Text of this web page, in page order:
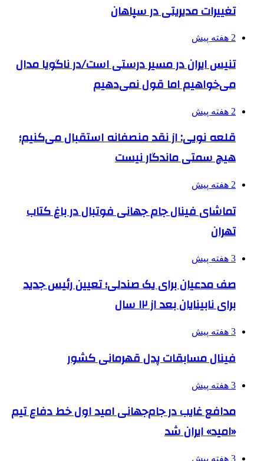
تغییرات مدیریتی در سپاهان
2 هفته پیش
تنیس ایران در مسیر درستی است/در ناگویا مدال
می‌خواهیم اما قول نمی‌دهیم
2 هفته پیش
قلعه نویی: از نقد منصفانه استقبال می‌کنیم؛
هیچ سمتی ماندگار نیست
2 هفته پیش
تماشای فینال جام جهانی فوتبال در باغ کتاب
تهران
3 هفته پیش
صف مدعیان برای یک صندلی؛ تعیین رئیس جدید
برای نابینایان بعد از ۱۲ سال
3 هفته پیش
فینال مسابقات پدل قهرمانی کشور
3 هفته پیش
مدافع غایب در جام‌جهانی امید اول خط دفاع تیم
«امید» ایران شد
3 هفته پیش